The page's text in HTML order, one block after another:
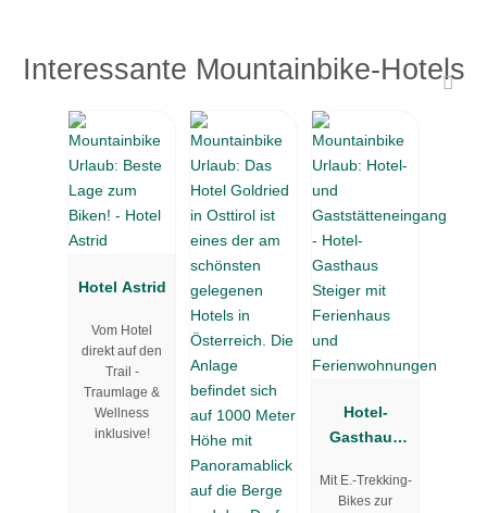
Interessante Mountainbike-Hotels
Hotel Astrid
Vom Hotel
direkt auf den
Trail -
Traumlage &
Wellness
inklusive!
Hotel-
Gasthaus
Ferienhaus
Mit E.-Trekking-
Bikes zur